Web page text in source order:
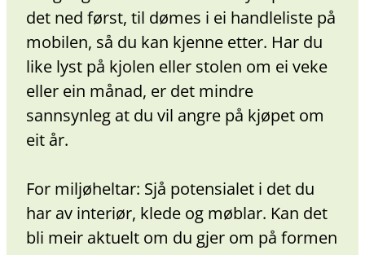
det ned først, til dømes i ei handleliste på
mobilen, så du kan kjenne etter. Har du
like lyst på kjolen eller stolen om ei veke
eller ein månad, er det mindre
sannsynleg at du vil angre på kjøpet om
eit år.
For miljøheltar: Sjå potensialet i det du
har av interiør, klede og møblar. Kan det
bli meir aktuelt om du gjer om på formen